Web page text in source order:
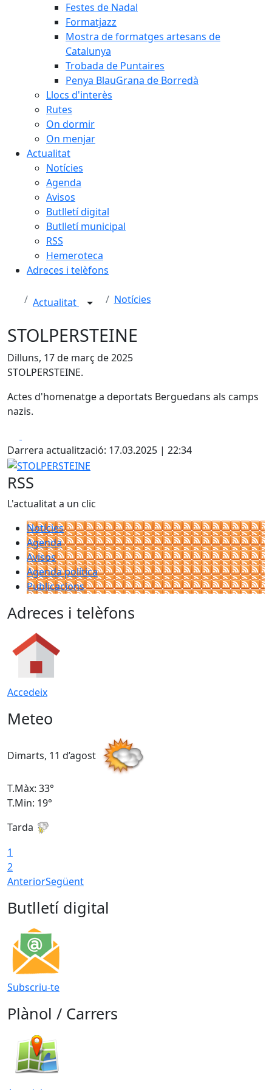
Festes de Nadal
Formatjazz
Mostra de formatges artesans de
Catalunya
Trobada de Puntaires
Penya BlauGrana de Borredà
Llocs d'interès
Rutes
On dormir
On menjar
Actualitat
Notícies
Agenda
Avisos
Butlletí digital
Butlletí municipal
RSS
Hemeroteca
Adreces i telèfons
Actualitat Notícies
STOLPERSTEINE
Dilluns, 17 de març de 2025
STOLPERSTEINE.
Actes d'homenatge a deportats Berguedans als camps
nazis.
Darrera actualització: 17.03.2025 | 22:34
STOLPERSTEINE
RSS
L'actualitat a un clic
Notícies
Agenda
Avisos
Agenda política
Publicacions
Adreces i telèfons
Accedeix
Meteo
Dimarts, 11 d’agost
T.Màx: 33°
T.Min: 19°
Tarda
1
2
AnteriorSegüent
Butlletí digital
Subscriu-te
Plànol / Carrers